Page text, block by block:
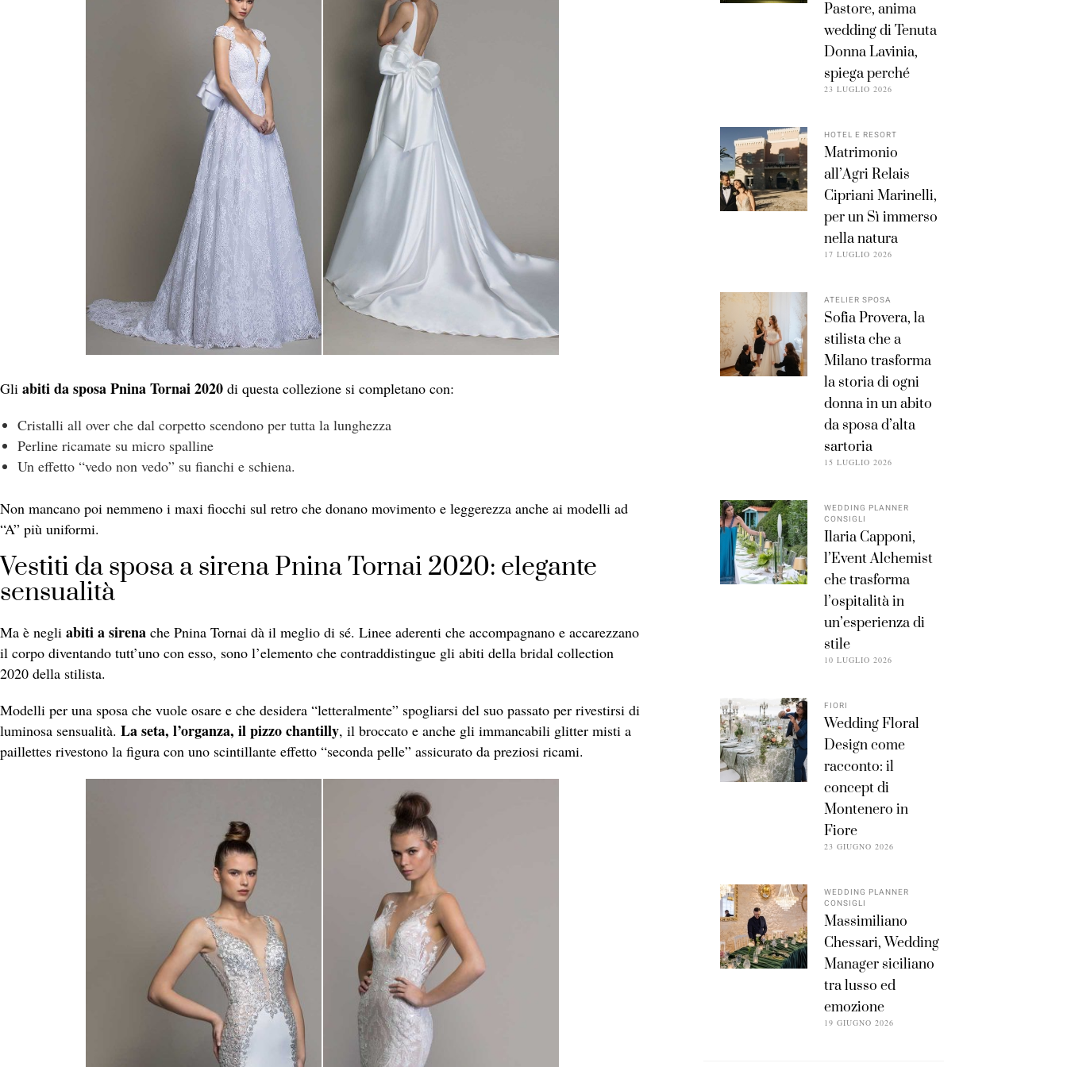
Gli abiti da sposa Pnina Tornai 2020 di questa collezione si completano con:
Cristalli all over che dal corpetto scendono per tutta la lunghezza
Perline ricamate su micro spalline
Un effetto “vedo non vedo” su fianchi e schiena.
Non mancano poi nemmeno i maxi fiocchi sul retro che donano movimento e leggerezza anche ai modelli ad
“A” più uniformi.
Vestiti da sposa a sirena Pnina Tornai 2020: elegante
sensualità
Ma è negli abiti a sirena che Pnina Tornai dà il meglio di sé. Linee aderenti che accompagnano e accarezzano
il corpo diventando tutt’uno con esso, sono l’elemento che contraddistingue gli abiti della bridal collection
2020 della stilista.
Modelli per una sposa che vuole osare e che desidera “letteralmente” spogliarsi del suo passato per rivestirsi di
luminosa sensualità. La seta, l’organza, il pizzo chantilly, il broccato e anche gli immancabili glitter misti a
paillettes rivestono la figura con uno scintillante effetto “seconda pelle” assicurato da preziosi ricami.
Pastore, anima
wedding di Tenuta
Donna Lavinia,
spiega perché
23 LUGLIO 2026
HOTEL E RESORT
Matrimonio
all’Agri Relais
Cipriani Marinelli,
per un Sì immerso
nella natura
17 LUGLIO 2026
ATELIER SPOSA
Sofia Provera, la
stilista che a
Milano trasforma
la storia di ogni
donna in un abito
da sposa d’alta
sartoria
15 LUGLIO 2026
WEDDING PLANNER
CONSIGLI
Ilaria Capponi,
l’Event Alchemist
che trasforma
l’ospitalità in
un’esperienza di
stile
10 LUGLIO 2026
FIORI
Wedding Floral
Design come
racconto: il
concept di
Montenero in
Fiore
23 GIUGNO 2026
WEDDING PLANNER
CONSIGLI
Massimiliano
Chessari, Wedding
Manager siciliano
tra lusso ed
emozione
19 GIUGNO 2026